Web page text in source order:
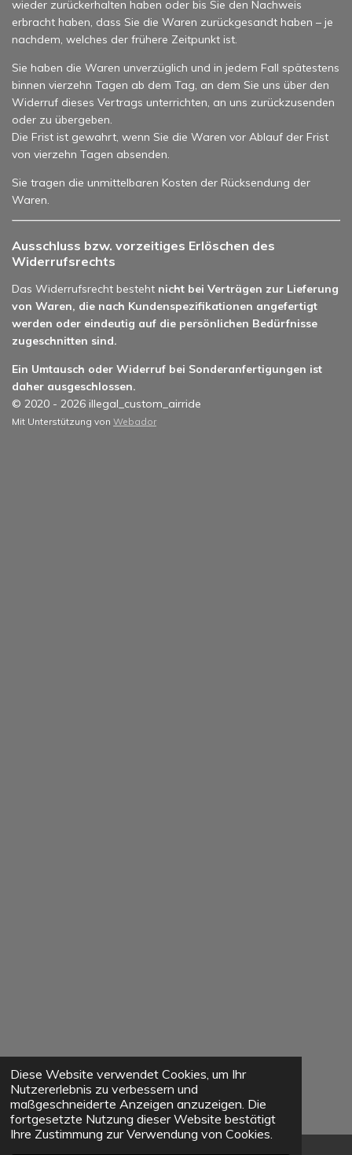
Diese Website verwendet Cookies, um Ihr
Nutzererlebnis zu verbessern und
maßgeschneiderte Anzeigen anzuzeigen. Die
fortgesetzte Nutzung dieser Website bestätigt
Ihre Zustimmung zur Verwendung von Cookies.
wieder zurückerhalten haben oder bis Sie den Nachweis
erbracht haben, dass Sie die Waren zurückgesandt haben – je
nachdem, welches der frühere Zeitpunkt ist.
Sie haben die Waren unverzüglich und in jedem Fall spätestens
binnen vierzehn Tagen ab dem Tag, an dem Sie uns über den
Widerruf dieses Vertrags unterrichten, an uns zurückzusenden
oder zu übergeben.
Die Frist ist gewahrt, wenn Sie die Waren vor Ablauf der Frist
von vierzehn Tagen absenden.
Sie tragen die unmittelbaren Kosten der Rücksendung der
Waren.
Ausschluss bzw. vorzeitiges Erlöschen des
Widerrufsrechts
Das Widerrufsrecht besteht nicht bei Verträgen zur Lieferung
von Waren, die nach Kundenspezifikationen angefertigt
werden oder eindeutig auf die persönlichen Bedürfnisse
zugeschnitten sind.
Ein Umtausch oder Widerruf bei Sonderanfertigungen ist
daher ausgeschlossen.
© 2020 - 2026 illegal_custom_airride
Mit Unterstützung von Webador